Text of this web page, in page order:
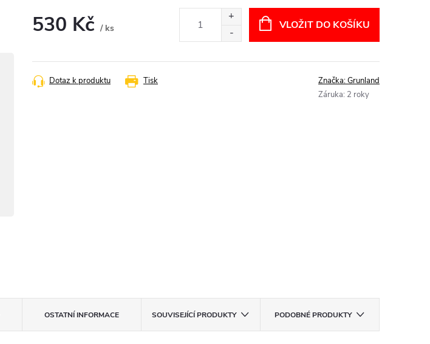
530 Kč / ks
VLOŽIT DO KOŠÍKU
Tisk
Dotaz k produktu Značka:Grunland
Záruka: 2 roky
OSTATNÍ INFORMACE SOUVISEJÍCÍ PRODUKTY PODOBNÉ PRODUKTY